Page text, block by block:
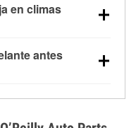
la sal y la nieve
la visibilidad.
en climas
que baja la
información sobre
antes
de frío